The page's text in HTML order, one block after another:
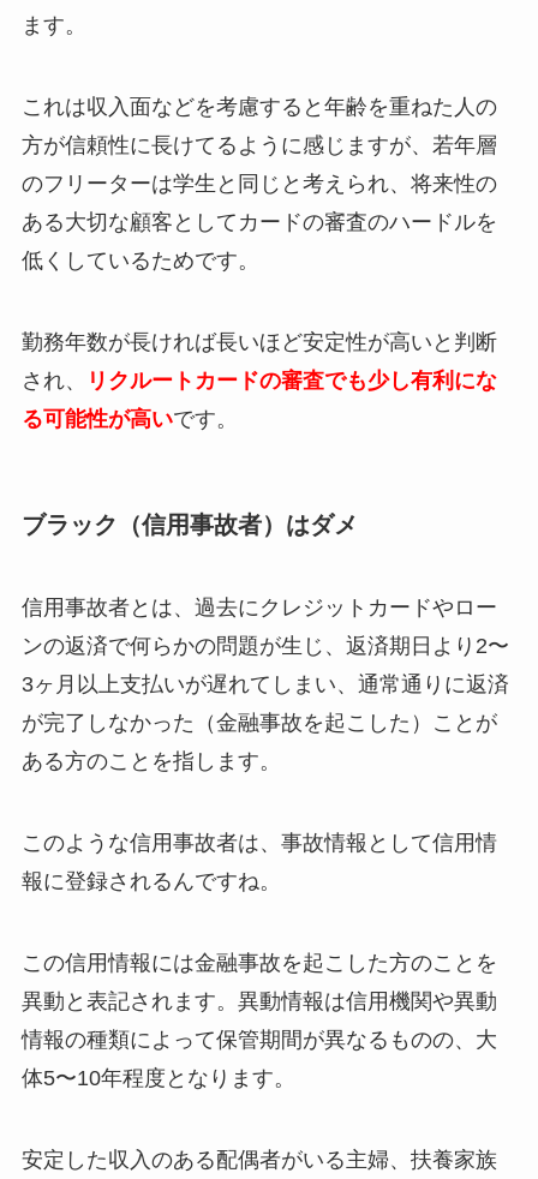
ます。
これは収入面などを考慮すると年齢を重ねた人の
方が信頼性に長けてるように感じますが、若年層
のフリーターは学生と同じと考えられ、将来性の
ある大切な顧客としてカードの審査のハードルを
低くしているためです。
勤務年数が長ければ長いほど安定性が高いと判断
され、
リクルートカードの審査でも少し有利にな
る可能性が高いです。
ブラック（信用事故者）はダメ
信用事故者とは、過去にクレジットカードやロー
ンの返済で何らかの問題が生じ、返済期日より2〜
3ヶ月以上支払いが遅れてしまい、通常通りに返済
が完了しなかった（金融事故を起こした）ことが
ある方のことを指します。
このような信用事故者は、事故情報として信用情
報に登録されるんですね。
この信用情報には金融事故を起こした方のことを
異動と表記されます。異動情報は信用機関や異動
情報の種類によって保管期間が異なるものの、大
体5〜10年程度となります。
安定した収入のある配偶者がいる主婦、扶養家族